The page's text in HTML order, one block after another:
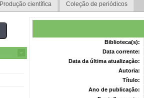
Produção científica Coleção de periódicos
Biblioteca(s):
Data corrente:
Data da última atualização:
Autoria:
Título:
Ano de publicação: